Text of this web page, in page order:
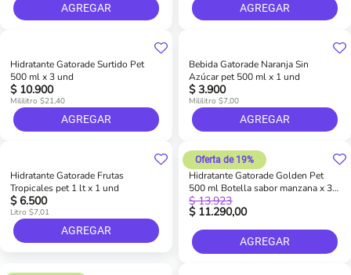
AGREGAR AGREGAR
Hidratante Gatorade Surtido Pet
500 ml x 3 und
$ 10.900
Mililitro $21,40
AGREGAR
Bebida Gatorade Naranja Sin
Azúcar pet 500 ml x 1 und
$ 3.900
Mililitro $7,00
AGREGAR
Hidratante Gatorade Frutas
Tropicales pet 1 lt x 1 und
$ 6.500
Litro $7,01
AGREGAR
Hidratante Gatorade Golden Pet
500 ml Botella sabor manzana x 3
und
$ 11.290,00
$ 13.923
Oferta de 19%
AGREGAR